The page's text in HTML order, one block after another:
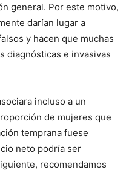
general. Por este motivo,
darían lugar a
y hacen que muchas
diagnósticas e invasivas
incluso a un
de mujeres que
temprana fuese
neto podría ser
recomendamos